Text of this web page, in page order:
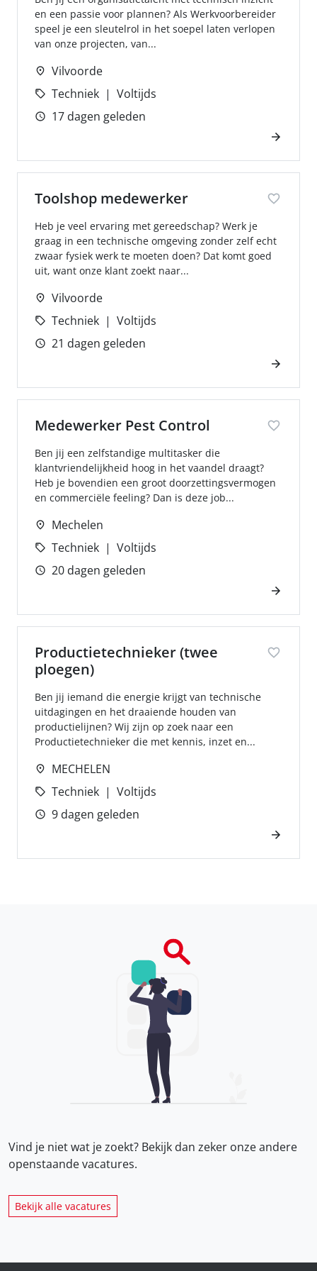
en een passie voor plannen? Als Werkvoorbereider
speel je een sleutelrol in het soepel laten verlopen
van onze projecten, van...
Vilvoorde
Techniek
Voltijds
17 dagen geleden
Toolshop medewerker
Heb je veel ervaring met gereedschap? Werk je
graag in een technische omgeving zonder zelf echt
zwaar fysiek werk te moeten doen? Dat komt goed
uit, want onze klant zoekt naar...
Vilvoorde
Techniek
Voltijds
21 dagen geleden
Medewerker Pest Control
Ben jij een zelfstandige multitasker die
klantvriendelijkheid hoog in het vaandel draagt?
Heb je bovendien een groot doorzettingsvermogen
en commerciële feeling? Dan is deze job...
Mechelen
Techniek
Voltijds
20 dagen geleden
Productietechnieker (twee
ploegen)
Ben jij iemand die energie krijgt van technische
uitdagingen en het draaiende houden van
productielijnen? Wij zijn op zoek naar een
Productietechnieker die met kennis, inzet en...
MECHELEN
Techniek
Voltijds
9 dagen geleden
Vind je niet wat je zoekt? Bekijk dan zeker onzeandere
openstaande vacatures.
Bekijk alle vacatures